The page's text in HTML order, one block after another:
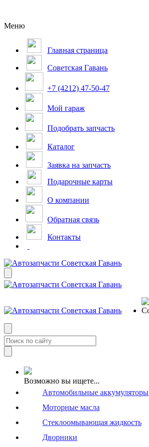
Меню
Главная страница
Советская Гавань
+7 (4212) 47-50-47
Мой гараж
Подобрать запчасть
Каталог
Заявка на запчасть
Подарочные карты
О компании
Обратная связь
Контакты
Возможно вы ищете...
Автомобильные аккумуляторы
Моторные масла
Стеклоомывающая жидкость
Дворники